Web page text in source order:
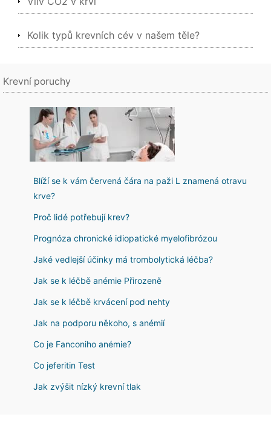
Kolik typů krevních cév v našem těle?
Krevní poruchy
Blíží se k vám červená čára na paži L znamená otravu
krve?
Proč lidé potřebují krev?
Prognóza chronické idiopatické myelofibrózou
Jaké vedlejší účinky má trombolytická léčba?
Jak se k léčbě anémie Přirozeně
Jak se k léčbě krvácení pod nehty
Jak na podporu někoho, s anémií
Co je Fanconiho anémie?
Co jeferitin Test
Jak zvýšit nízký krevní tlak